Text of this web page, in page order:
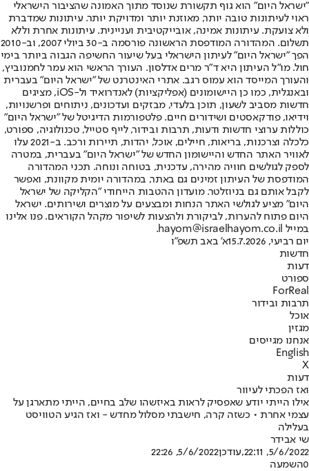
"ישראל היום" הוא גוף תקשורת שנוסד מתוך האמונה שהציבור הישראלי
ראוי לעיתונות טובה יותר, מאוזנת יותר ומדויקת יותר. עיתונות שמדברת
ולא צועקת. עיתונות אמינה, אובייקטיבית ועניינית. עיתונות אחרת וללא
תשלום. המהדורה המודפסת הראשונה פורסמה ב-30 ביולי 2007, וב-2010
הפך "ישראל היום" לעיתון הישראלי בעל שיעור החשיפה הגבוה ביותר בימי
חול. מו"ל העיתון היא ד"ר מרים אדלסון. העורך הראשי הוא עמר לחמנוביץ,
והעורך המייסד הוא עמוס רגב. אתרי האינטרנט של "ישראל היום" בעברית
ובאנגלית, כמו כן היישומונים (אפליקציות) לאנדרואיד ול-iOS, מציגים
חדשות מסביב לשעון, תוכן בלעדי, מבזקים ועדכונים, ניתוחים ופרשנויות,
וידיאו, פודקאסטים ושידורים חיים. פלטפורמות הדיגיטל של "ישראל היום"
כוללות ערוצי חדשות ודעות, תרבות ובידור, לייף סטייל, טכנולוגיה, ספורט,
כלכלה וצרכנות, בריאות, חיילים, אוכל, יהדות, תיירות ורכב. ב-2021 עלו
לאוויר האתר החדש והיישומון החדש של "ישראל היום" בעברית, במטרה
לספק לגולשים חוויה מהירה, עדכנית, בטוחה ונוחה. תכני המהדורה
המודפסת של העיתון זמינים גם באתר, במהדורה יומית מקוונת, ואפשר
לקבל אותם גם בניוזלטר. מועדון ההטבות הייחודי "הקליקה של ישראל
היום" מציע לגולשי האתר הנחות ומבצעים על מוצרים ושירותים. ישראל
היום פתוח להערות, לביקורת ולהצעות לשיפור מקהל הקוראים. פנו אלינו
במייל hayom@israelhayom.co.il.
יום רביעי, 15.7.2026
א' באב תשפ"ו
חדשות
דעות
ספורט
ForReal
תרבות ובידור
אוכל
מגזין
אנחנו מגייסים
English
X
דעות
ואז הפכתי לעיוור
אילו הייתי יודע שאפסיק לראות באיזשהו שלב בחיים, הייתי מתארגן על
עצמי אחרת • כשזה קרה, חישבתי מסלול מחדש - ואז הגיע הטוויסט
בעלילה
שי אבידר
5/6/2022, 22:11
,עודכן5/6/2022, 22:26
0השמעה